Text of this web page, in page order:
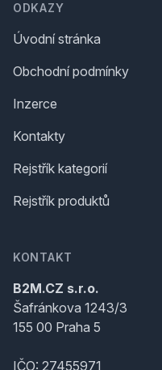
ODKAZY
Úvodní stránka
Obchodní podmínky
Inzerce
Kontakty
Rejstřík kategorií
Rejstřík produktů
KONTAKT
B2M.CZ s.r.o.
Šafránkova 1243/3
155 00 Praha 5
IČO: 27455971